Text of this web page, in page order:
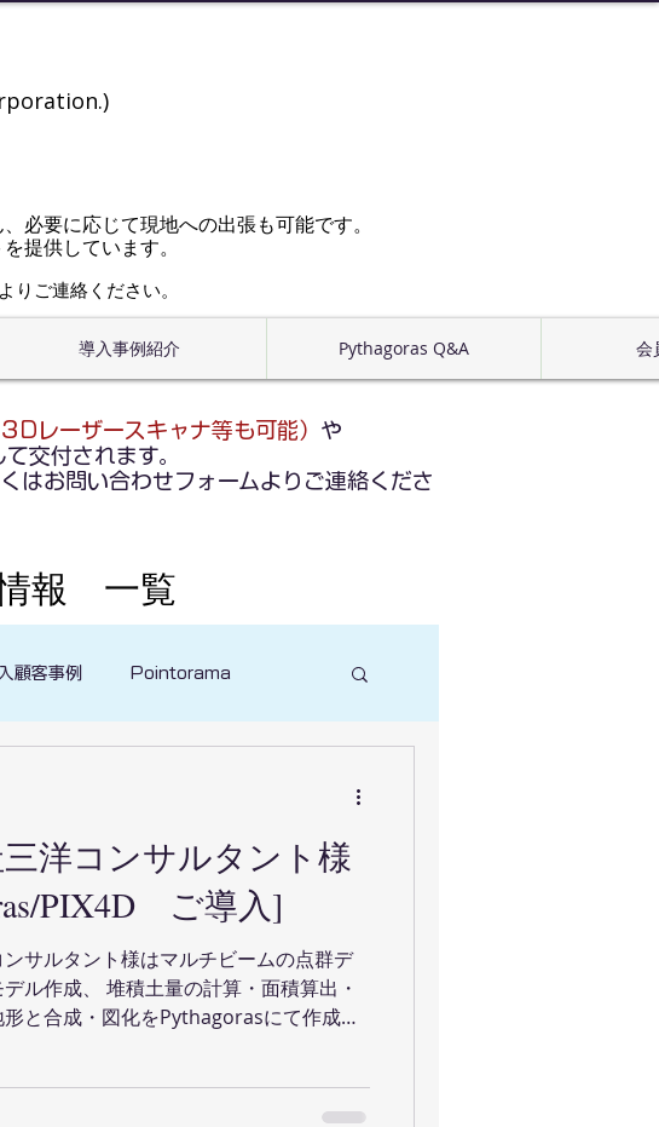
必要に応じて現地への出張も可能です。
提供しています。
よりご連絡ください。
導入事例紹介 Pythagoras Q&A 会
Dレーザースキャナ等も可能） や
交付されます。
はお問い合わせフォームよりご連絡くださ
情報 一覧
顧客事例 Pointorama
洋コンサルタント様
PIX4D ご導入]
サルタント様はマルチビームの点群デ
ル作成、 堆積土量の計算・面積算出・
と合成・図化をPythagorasにて作成し